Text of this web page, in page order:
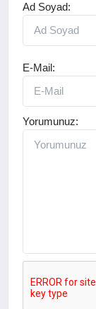
Ad Soyad:
E-Mail:
Yorumunuz: